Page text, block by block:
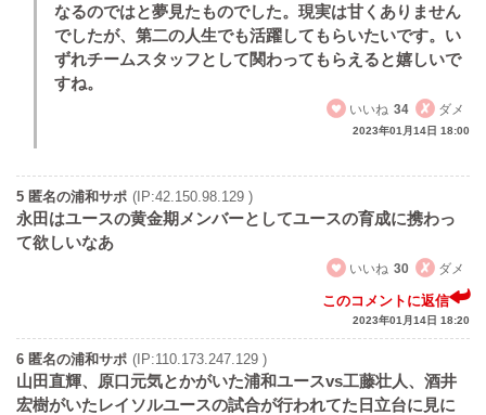
なるのではと夢見たものでした。現実は甘くありません
でしたが、第二の人生でも活躍してもらいたいです。い
ずれチームスタッフとして関わってもらえると嬉しいで
すね。
いいね 34 ダメ
2023年01月14日 18:00
5 匿名の浦和サポ (IP:42.150.98.129 )
永田はユースの黄金期メンバーとしてユースの育成に携わっ
て欲しいなあ
いいね 30 ダメ
このコメントに返信
2023年01月14日 18:20
6 匿名の浦和サポ (IP:110.173.247.129 )
山田直輝、原口元気とかがいた浦和ユースvs工藤壮人、酒井
宏樹がいたレイソルユースの試合が行われてた日立台に見に